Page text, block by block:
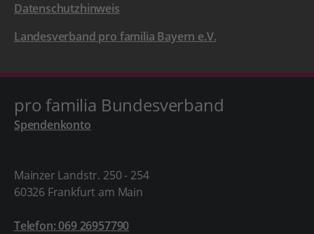
Datenschutzhinweis
Landesverband pro familia Bayern e.V.
pro familia Bundesverband
Spendenkonto
Mainzer Landstr. 250 - 254
60326 Frankfurt am Main
Telefon: 069 26957790